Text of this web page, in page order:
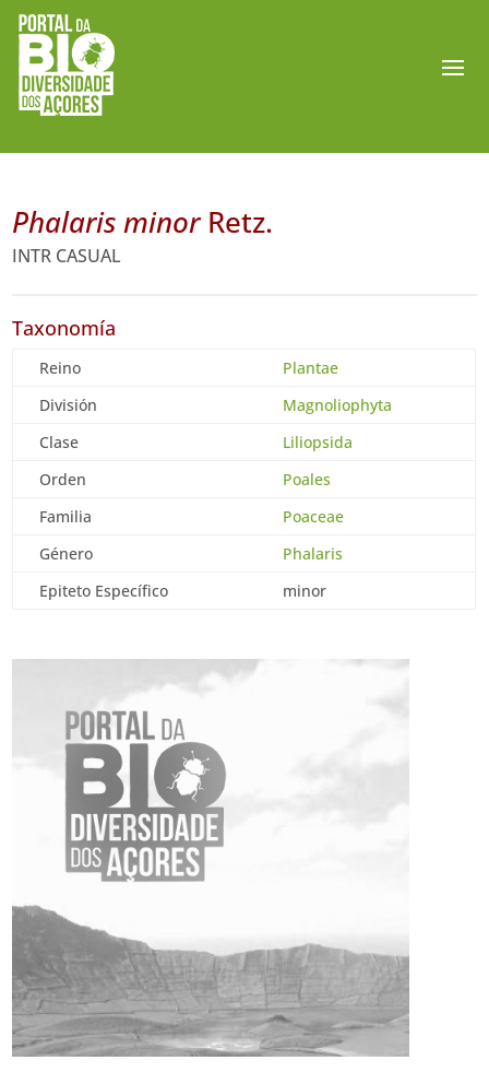
Phalaris minorRetz.
INTR CASUAL
Taxonomía
Reino
Plantae
División
Magnoliophyta
Clase
Liliopsida
Orden
Poales
Familia
Poaceae
Género
Phalaris
Epiteto Específico
minor